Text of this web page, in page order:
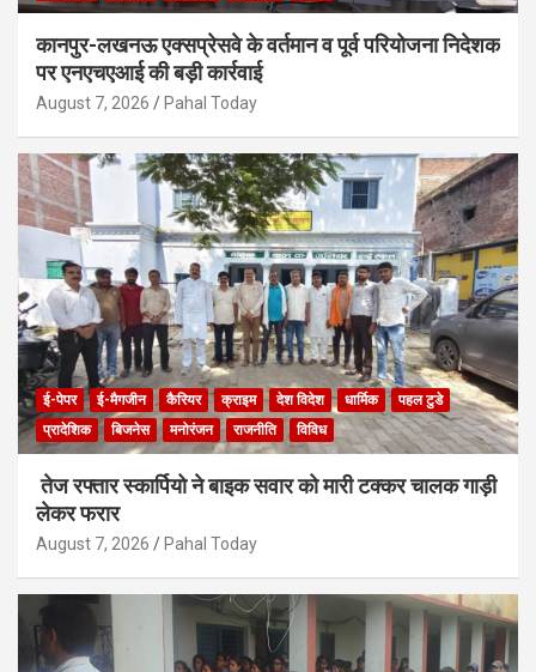
कानपुर-लखनऊ एक्सप्रेसवे के वर्तमान व पूर्व परियोजना निदेशक
पर एनएचएआई की बड़ी कार्रवाई
August 7, 2026 Pahal Today
ई-पेपर ई-मैगजीन कैरियर क्राइम देश विदेश धार्मिक
पहल टुडे
प्रादेशिक
बिजनेस मनोरंजन राजनीति विविध
तेज रफ्तार स्कार्पियो ने बाइक सवार को मारी टक्कर चालक गाड़ी
लेकर फरार
August 7, 2026 Pahal Today